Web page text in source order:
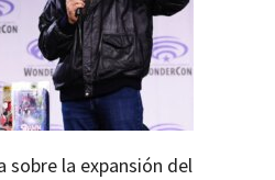
sobre la expansión del